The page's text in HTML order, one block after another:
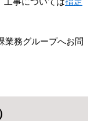
務グループへお問